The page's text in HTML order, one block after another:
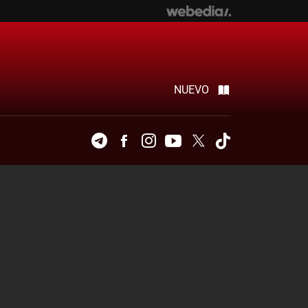
NUEVO
TelegramFacebookInstagramYoutubeTwitter